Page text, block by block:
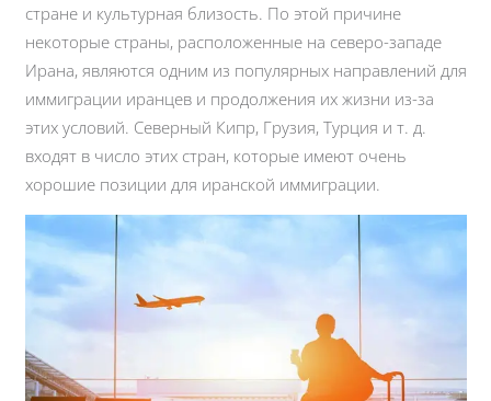
стране и культурная близость. По этой причине
некоторые страны, расположенные на северо-западе
Ирана, являются одним из популярных направлений для
иммиграции иранцев и продолжения их жизни из-за
этих условий. Северный Кипр, Грузия, Турция и т. д.
входят в число этих стран, которые имеют очень
хорошие позиции для иранской иммиграции.